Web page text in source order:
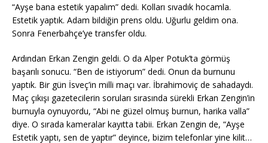
“Ayşe bana estetik yapalım” dedi. Kolları sıvadık hocamla.
Estetik yaptık. Adam bildiğin prens oldu. Uğurlu geldim ona.
Sonra Fenerbahçe’ye transfer oldu.
Ardından Erkan Zengin geldi. O da Alper Potuk’ta görmüş
başarılı sonucu. “Ben de istiyorum” dedi. Onun da burnunu
yaptık. Bir gün İsveç’in milli maçı var. İbrahimoviç de sahadaydı.
Maç çıkışı gazetecilerin soruları sırasında sürekli Erkan Zengin’in
burnuyla oynuyordu, “Abi ne güzel olmuş burnun, harika valla”
diye. O sırada kameralar kayıtta tabii. Erkan Zengin de, “Ayşe
Estetik yaptı, sen de yaptır” deyince, bizim telefonlar yine kilit…